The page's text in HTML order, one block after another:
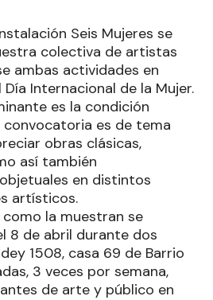
Seis Mujeres se
colectiva de artistas
ambas actividades en
Internacional de la Mujer.
es la condición
convocatoria es de tema
obras clásicas,
así también
en distintos
artísticos.
la muestran se
8 de abril durante dos
1508, casa 69 de Barrio
3 veces por semana,
de arte y público en